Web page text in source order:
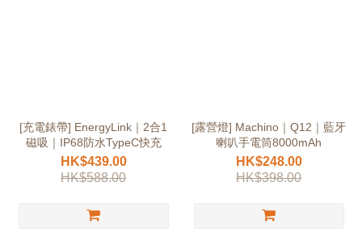
[充電錶帶] EnergyLink｜2合1
磁吸｜IP68防水TypeC快充
HK$439.00
HK$588.00
[露營燈] Machino｜Q12｜藍牙
喇叭手電筒8000mAh
HK$248.00
HK$398.00